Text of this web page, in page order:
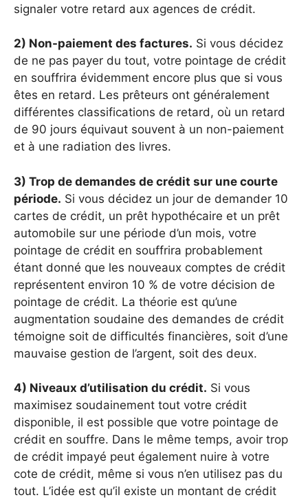
signaler votre retard aux agences de crédit.
2) Non-paiement des factures. Si vous décidez
de ne pas payer du tout, votre pointage de crédit
en souffrira évidemment encore plus que si vous
êtes en retard. Les prêteurs ont généralement
différentes classifications de retard, où un retard
de 90 jours équivaut souvent à un non-paiement
et à une radiation des livres.
3) Trop de demandes de crédit sur une courte
période. Si vous décidez un jour de demander 10
cartes de crédit, un prêt hypothécaire et un prêt
automobile sur une période d’un mois, votre
pointage de crédit en souffrira probablement
étant donné que les nouveaux comptes de crédit
représentent environ 10 % de votre décision de
pointage de crédit. La théorie est qu’une
augmentation soudaine des demandes de crédit
témoigne soit de difficultés financières, soit d’une
mauvaise gestion de l’argent, soit des deux.
4) Niveaux d’utilisation du crédit. Si vous
maximisez soudainement tout votre crédit
disponible, il est possible que votre pointage de
crédit en souffre. Dans le même temps, avoir trop
de crédit impayé peut également nuire à votre
cote de crédit, même si vous n’en utilisez pas du
tout. L’idée est qu’il existe un montant de crédit